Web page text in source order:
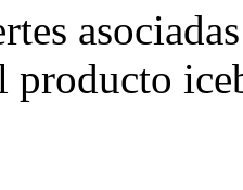
producto